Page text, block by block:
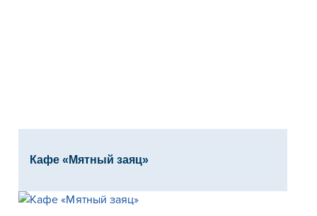
Кафе «Мятный заяц»